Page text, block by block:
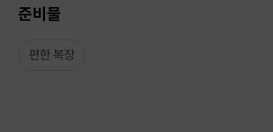
준비물
편한 복장